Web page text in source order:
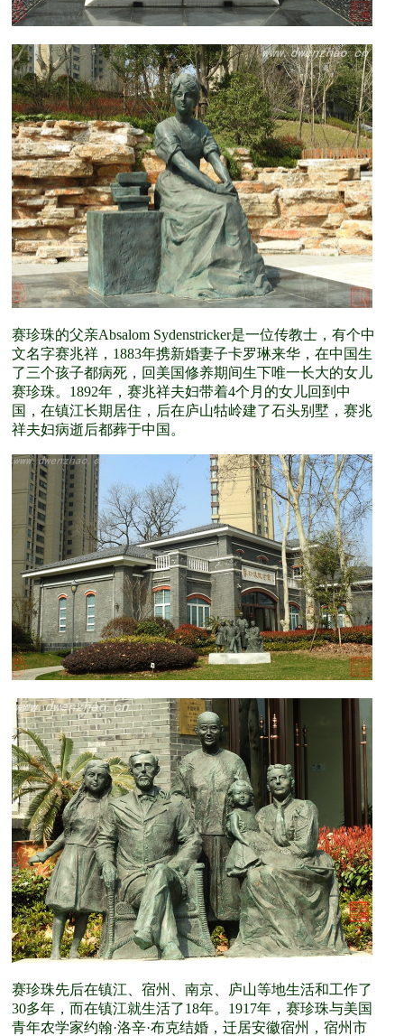
赛珍珠的父亲Absalom Sydenstricker是一位传教士，有个中
文名字赛兆祥，1883年携新婚妻子卡罗琳来华，在中国生
了三个孩子都病死，回美国修养期间生下唯一长大的女儿
赛珍珠。1892年，赛兆祥夫妇带着4个月的女儿回到中
国，在镇江长期居住，后在庐山牯岭建了石头别墅，赛兆
祥夫妇病逝后都葬于中国。
赛珍珠先后在镇江、宿州、南京、庐山等地生活和工作了
30多年，而在镇江就生活了18年。1917年，赛珍珠与美国
青年农学家约翰·洛辛·布克结婚，迁居安徽宿州，宿州市